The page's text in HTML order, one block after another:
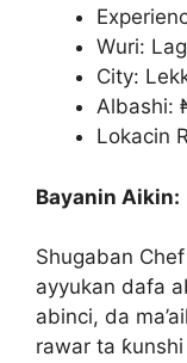
Wuri:
City:
Albashi:
Lokacin
Bayanin Aikin:
Shugaban
ayyukan dafa
abinci, da
rawar ta